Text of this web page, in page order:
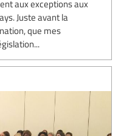
aux exceptions aux
Juste avant la
que mes